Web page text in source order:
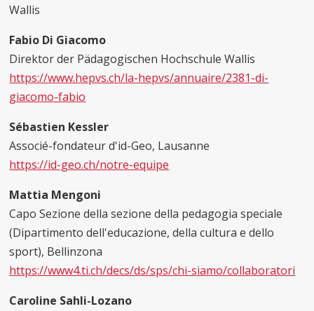
Wallis
Fabio Di Giacomo
Direktor der Pädagogischen Hochschule Wallis
https://www.hepvs.ch/la-hepvs/annuaire/2381-di-
giacomo-fabio
Sébastien Kessler
Associé-fondateur d'id-Geo, Lausanne
https://id-geo.ch/notre-equipe
Mattia Mengoni
Capo Sezione della sezione della pedagogia speciale
(Dipartimento dell'educazione, della cultura e dello
sport), Bellinzona
https://www4.ti.ch/decs/ds/sps/chi-siamo/collaboratori
Caroline Sahli-Lozano